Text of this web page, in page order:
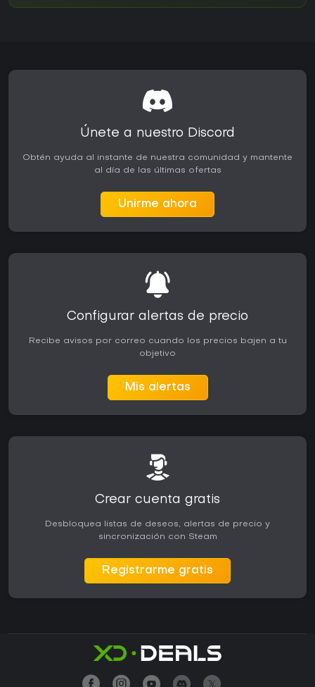
Únete a nuestro Discord
Obtén ayuda al instante de nuestra comunidad y mantente
al día de las últimas ofertas
Unirme ahora
Configurar alertas de precio
Recibe avisos por correo cuando los precios bajen a tu
objetivo
Mis alertas
Crear cuenta gratis
Desbloquea listas de deseos, alertas de precio y
sincronización con Steam
Registrarme gratis